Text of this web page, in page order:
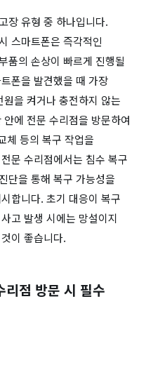
장 유형 중 하나입니다.
스마트폰은 즉각적인
품의 손상이 빠르게 진행될
폰을 발견했을 때 가장
을 켜거나 충전하지 않는
에 전문 수리점을 방문하여
체 등의 복구 작업을
문 수리점에서는 침수 복구
단을 통해 복구 가능성을
합니다. 초기 대응이 복구
고 발생 시에는 망설이지
이 좋습니다.
리점 방문 시 필수